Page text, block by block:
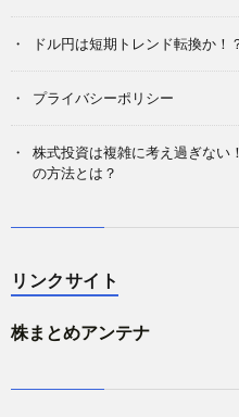
ドル円は短期トレンド転換か
プライバシーポリシー
株式投資は複雑に考え過ぎない
の方法とは？
リンクサイト
株まとめアンテナ